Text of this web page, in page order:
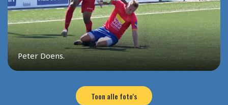
Peter Doens.
Toon alle foto's